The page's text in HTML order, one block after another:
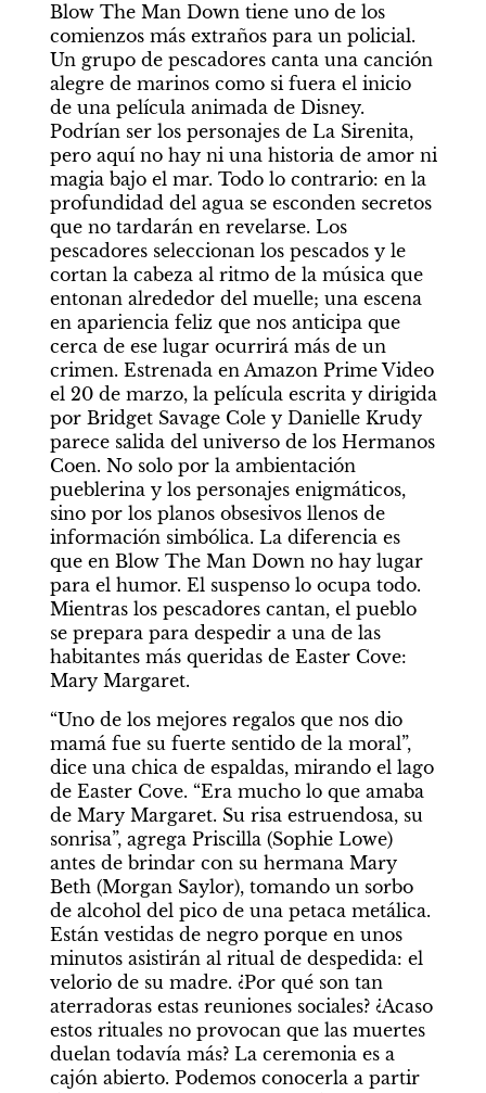
Blow The Man Down tiene uno de los
comienzos más extraños para un policial.
Un grupo de pescadores canta una canción
alegre de marinos como si fuera el inicio
de una película animada de Disney.
Podrían ser los personajes de La Sirenita,
pero aquí no hay ni una historia de amor ni
magia bajo el mar. Todo lo contrario: en la
profundidad del agua se esconden secretos
que no tardarán en revelarse. Los
pescadores seleccionan los pescados y le
cortan la cabeza al ritmo de la música que
entonan alrededor del muelle; una escena
en apariencia feliz que nos anticipa que
cerca de ese lugar ocurrirá más de un
crimen. Estrenada en Amazon Prime Video
el 20 de marzo, la película escrita y dirigida
por Bridget Savage Cole y Danielle Krudy
parece salida del universo de los Hermanos
Coen. No solo por la ambientación
pueblerina y los personajes enigmáticos,
sino por los planos obsesivos llenos de
información simbólica. La diferencia es
que en Blow The Man Down no hay lugar
para el humor. El suspenso lo ocupa todo.
Mientras los pescadores cantan, el pueblo
se prepara para despedir a una de las
habitantes más queridas de Easter Cove:
Mary Margaret.
“Uno de los mejores regalos que nos dio
mamá fue su fuerte sentido de la moral”,
dice una chica de espaldas, mirando el lago
de Easter Cove. “Era mucho lo que amaba
de Mary Margaret. Su risa estruendosa, su
sonrisa”, agrega Priscilla (Sophie Lowe)
antes de brindar con su hermana Mary
Beth (Morgan Saylor), tomando un sorbo
de alcohol del pico de una petaca metálica.
Están vestidas de negro porque en unos
minutos asistirán al ritual de despedida: el
velorio de su madre. ¿Por qué son tan
aterradoras estas reuniones sociales? ¿Acaso
estos rituales no provocan que las muertes
duelan todavía más? La ceremonia es a
cajón abierto. Podemos conocerla a partir